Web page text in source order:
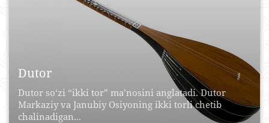
Dutor
Dutor so‘zi “ikki tor” ma’nosini anglatadi. Dutor
Markaziy va Janubiy Osiyoning ikki torli chetib
chalinadigan...